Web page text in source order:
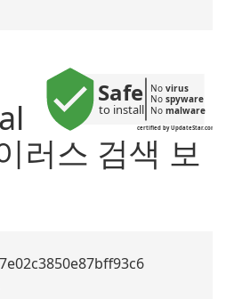
certified by UpdateStar.com
Safe
to install
No virus
No spyware
No malware
러스 검색 보